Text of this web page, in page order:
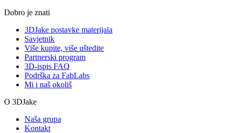
Dobro je znati
3DJake postavke materijala
Savjetnik
Više kupite, više uštedite
Partnerski program
3D-ispis FAQ
Podrška za FabLabs
Mi i naš okoliš
O 3DJake
Naša grupa
Kontakt